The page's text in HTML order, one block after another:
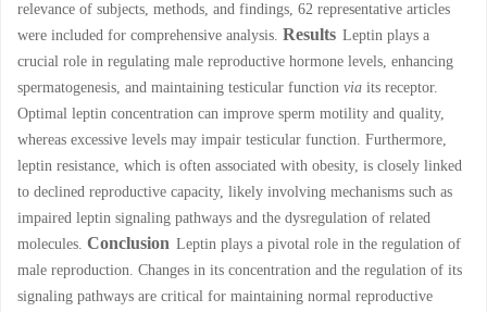
relevance of subjects, methods, and findings, 62 representative articles
were included for comprehensive analysis. Results Leptin plays a
crucial role in regulating male reproductive hormone levels, enhancing
spermatogenesis, and maintaining testicular function via its receptor.
Optimal leptin concentration can improve sperm motility and quality,
whereas excessive levels may impair testicular function. Furthermore,
leptin resistance, which is often associated with obesity, is closely linked
to declined reproductive capacity, likely involving mechanisms such as
impaired leptin signaling pathways and the dysregulation of related
molecules. Conclusion Leptin plays a pivotal role in the regulation of
male reproduction. Changes in its concentration and the regulation of its
signaling pathways are critical for maintaining normal reproductive